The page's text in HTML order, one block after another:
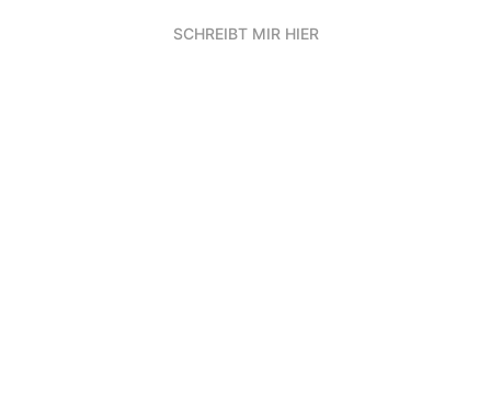
SCHREIBT MIR HIER